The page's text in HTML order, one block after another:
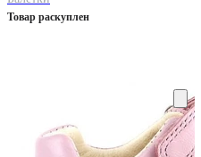
Товар раскуплен